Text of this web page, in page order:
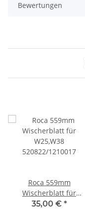
Bewertungen
Roca 559mm
Wischerblatt für
W25,W38
35,00 € *